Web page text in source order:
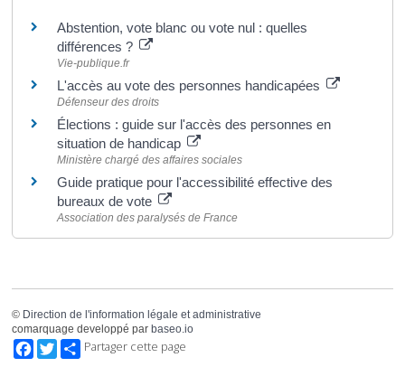
Abstention, vote blanc ou vote nul : quelles
différences ?
Vie-publique.fr
L'accès au vote des personnes handicapées
Défenseur des droits
Élections : guide sur l'accès des personnes en
situation de handicap
Ministère chargé des affaires sociales
Guide pratique pour l'accessibilité effective des
bureaux de vote
Association des paralysés de France
© Direction de l'information légale et administrative
comarquage developpé par baseo.io
Facebook
TwitterPartager cette page